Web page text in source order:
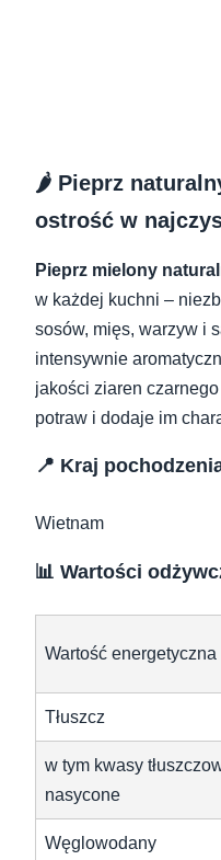
🌶️ Pieprz
ostrość w
Pieprz mielony
w każdej kuchni –
sosów, mięs, warzyw i
intensywnie
jakości ziaren
potraw i dodaje im
📍 Kraj
Wietnam
📊 Wartości
Wartość energetyczna
Tłuszcz
w tym kwasy
nasycone
Węglowodany